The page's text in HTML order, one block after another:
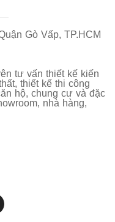
Gò Vấp, TP.HCM
tư vấn thiết kế kiến
thiết kế thi công
hộ, chung cư và đặc
nhà hàng,